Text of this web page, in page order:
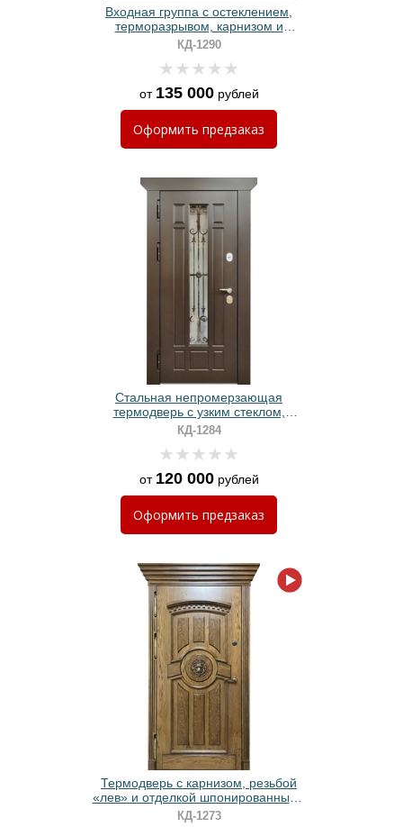
Входная группа с остеклением,
терморазрывом, карнизом и
панелями МДФ RAL
КД-1290
от 135 000рублей
Оформить предзаказ
Стальная непромерзающая
термодверь с узким стеклом,
решеткой, карнизом и МДФ
панелями
КД-1284
от 120 000рублей
Оформить предзаказ
Термодверь с карнизом, резьбой
«лев» и отделкой шпонированными
панелями МДФ
КД-1273